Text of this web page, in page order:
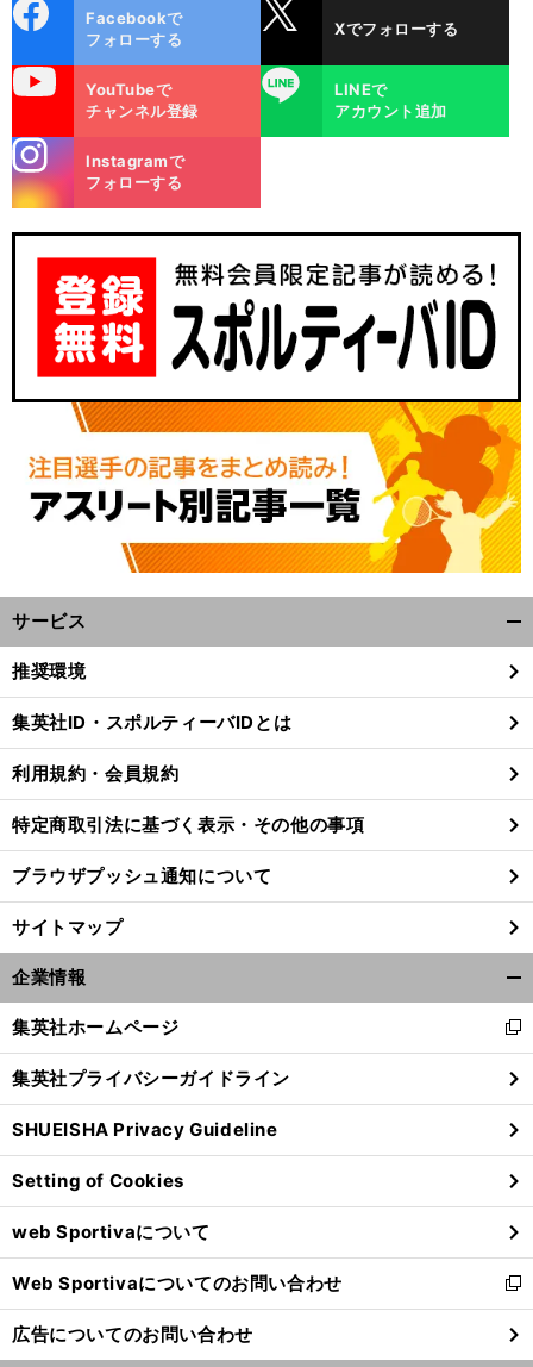
・ GK
Ｗ
。
へ
ok
Facebookで
フォローする
Xでフォローする
YouTubeで
チャンネル登録
LINE
LINEで
アカウント追加
m
Instagramで
フォローする
サービス
閉
る
推奨環境
集英社ID・スポルティーバIDとは
利用規約・会員規約
特定商取引法に基づく表示・その他の事項
ブラウザプッシュ通知について
サイトマップ
企業情報
閉
る
集英社ホームページ
新
し
い
ウ
ィ
ン
ド
ウ
で
開
く
集英社プライバシーガイドライン
SHUEISHA Privacy Guideline
Setting of Cookies
web Sportivaについて
Web Sportivaについてのお問い合わせ
新
し
い
広告についてのお問い合わせ